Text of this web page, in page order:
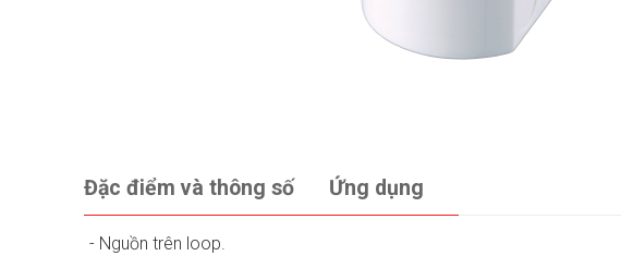
Đặc điểm và thông số Ứng dụng
- Nguồn trên loop.